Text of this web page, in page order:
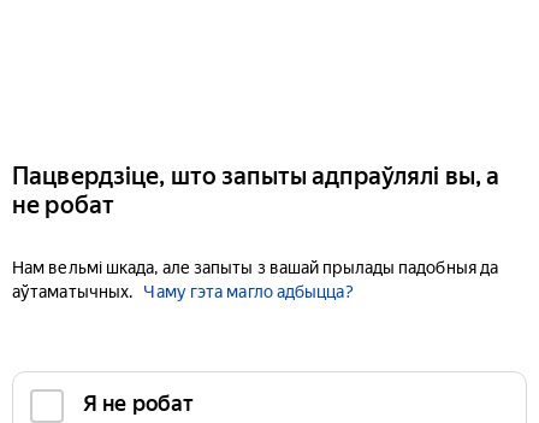
Пацвердзіце, што запыты адпраўлялі вы, а
не робат
Нам вельмі шкада, але запыты з вашай прылады падобныя да
аўтаматычных.
Чаму гэта магло адбыцца?
Я не робат